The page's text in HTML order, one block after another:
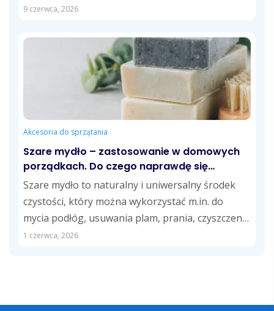
tłustych zabrudzeń skuteczne...
9 czerwca, 2026
Akcesoria do sprzątania
Szare mydło – zastosowanie w domowych
porządkach. Do czego naprawdę się
przydaje?
Szare mydło to naturalny i uniwersalny środek
czystości, który można wykorzystać m.in. do
mycia podłóg, usuwania plam, prania, czyszczenia
kuchni...
1 czerwca, 2026